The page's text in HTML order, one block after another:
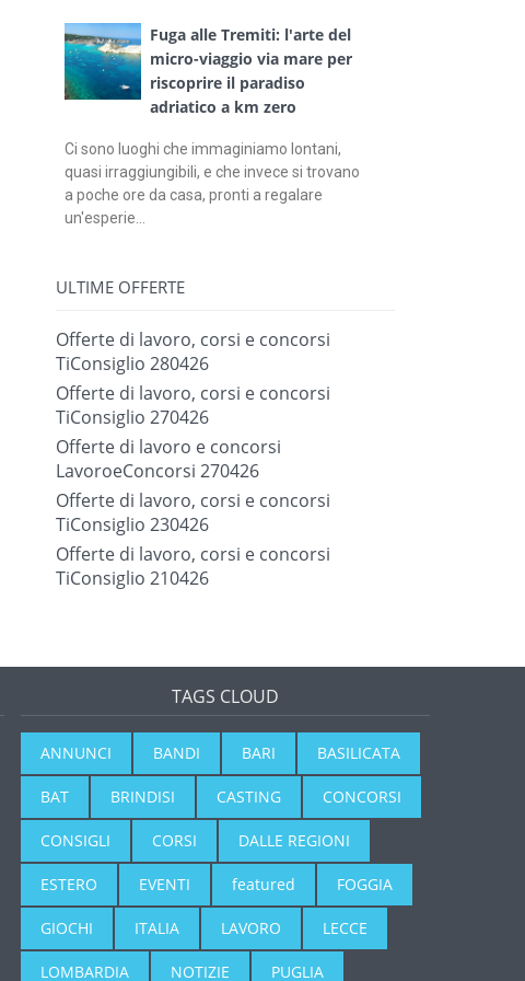
Fuga alle Tremiti: l'arte del
micro-viaggio via mare per
riscoprire il paradiso
adriatico a km zero
Ci sono luoghi che immaginiamo lontani,
quasi irraggiungibili, e che invece si trovano
a poche ore da casa, pronti a regalare
un'esperie...
ULTIME OFFERTE
Offerte di lavoro, corsi e concorsi
TiConsiglio 280426
Offerte di lavoro, corsi e concorsi
TiConsiglio 270426
Offerte di lavoro e concorsi
LavoroeConcorsi 270426
Offerte di lavoro, corsi e concorsi
TiConsiglio 230426
Offerte di lavoro, corsi e concorsi
TiConsiglio 210426
TAGS CLOUD
ANNUNCI BANDI BARI BASILICATA
BAT BRINDISI CASTING CONCORSI
CONSIGLI CORSI DALLE REGIONI
ESTERO EVENTI featured FOGGIA
GIOCHI ITALIA LAVORO LECCE
LOMBARDIA NOTIZIE PUGLIA